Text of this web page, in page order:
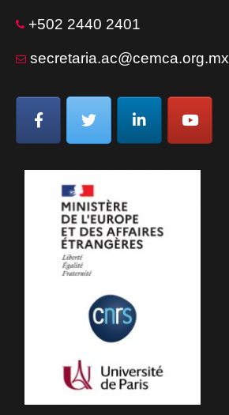
+502 2440 2401
secretaria.ac@cemca.org.mx